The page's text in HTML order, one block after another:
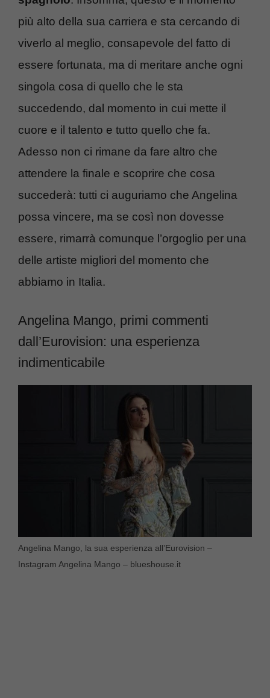
più alto della sua carriera e sta cercando di
viverlo al meglio, consapevole del fatto di
essere fortunata, ma di meritare anche ogni
singola cosa di quello che le sta
succedendo, dal momento in cui mette il
cuore e il talento e tutto quello che fa.
Adesso non ci rimane da fare altro che
attendere la finale e scoprire che cosa
succederà: tutti ci auguriamo che Angelina
possa vincere, ma se così non dovesse
essere, rimarrà comunque l’orgoglio per una
delle artiste migliori del momento che
abbiamo in Italia.
Angelina Mango, primi commenti
dall’Eurovision: una esperienza
indimenticabile
Angelina Mango, la sua esperienza all’Eurovision –
Instagram Angelina Mango – blueshouse.it